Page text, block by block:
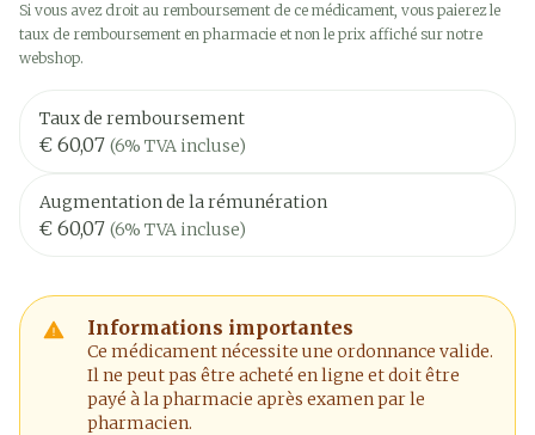
Si vous avez droit au remboursement de ce médicament, vous paierez le
taux de remboursement en pharmacie et non le prix affiché sur notre
webshop.
Taux de remboursement
€ 60,07 (6% TVA incluse)
Augmentation de la rémunération
€ 60,07 (6% TVA incluse)
Informations importantes
Ce médicament nécessite une ordonnance valide.
Il ne peut pas être acheté en ligne et doit être
payé à la pharmacie après examen par le
pharmacien.